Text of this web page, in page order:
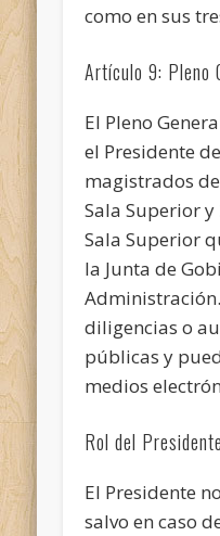
como en sus
Artículo 9: Pleno
El Pleno
el Presidente
magistrados
Sala Superior
Sala Superior
la Junta de
diligencias o
públicas y
medios
Rol del
El Presidente
salvo en caso